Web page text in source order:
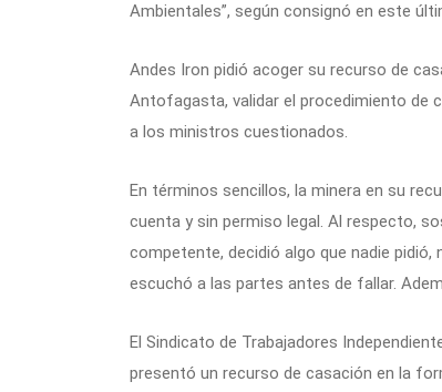
Ambientales”, según consignó en este
Andes Iron pidió acoger su recurso de
Antofagasta, validar el procedimiento de
a los ministros cuestionados.
En términos sencillos, la minera en su
cuenta y sin permiso legal. Al respecto,
competente, decidió algo que nadie
escuchó a las partes antes de fallar.
El Sindicato de Trabajadores
presentó un recurso de casación en la